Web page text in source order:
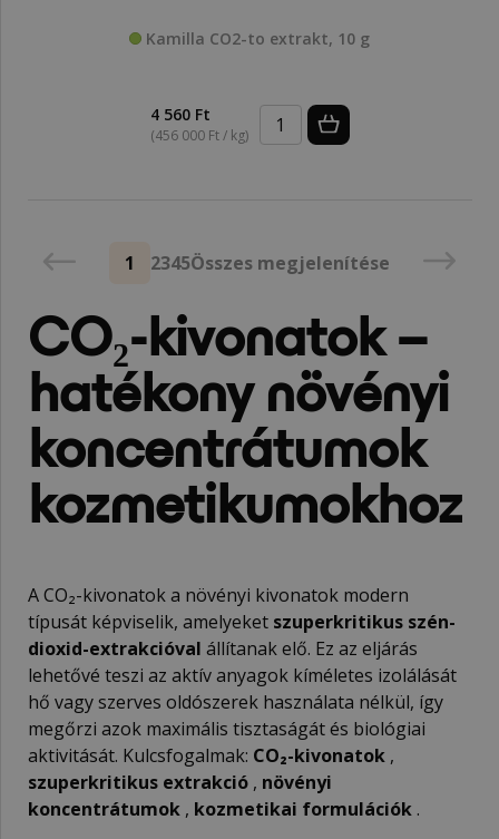
Kamilla CO2-to extrakt, 10 g
4 560 Ft
(456 000 Ft / kg)
1 2345Összes megjelenítése
CO₂-kivonatok –
hatékony növényi
koncentrátumok
kozmetikumokhoz
A CO₂-kivonatok a növényi kivonatok modern
típusát képviselik, amelyeket szuperkritikus szén-
dioxid-extrakcióval állítanak elő. Ez az eljárás
lehetővé teszi az aktív anyagok kíméletes izolálását
hő vagy szerves oldószerek használata nélkül, így
megőrzi azok maximális tisztaságát és biológiai
aktivitását. Kulcsfogalmak: CO₂-kivonatok ,
szuperkritikus extrakció , növényi
koncentrátumok , kozmetikai formulációk .